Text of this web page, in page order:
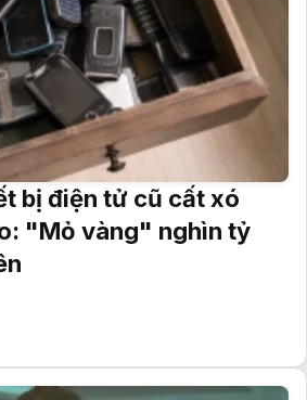
bị điện tử cũ cất xó
"Mỏ vàng" nghìn tỷ